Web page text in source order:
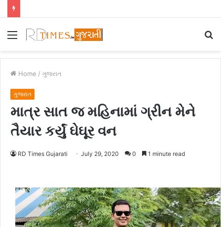
Menu
Home / ગુજરાત
ગુજરાત
માત્ર સાત જ મહિનામાં ગ્રીન મેને
તૈયાર કર્યું ઘેઘૂર વન
RD Times Gujarati July 29, 2020 0 1 minute read